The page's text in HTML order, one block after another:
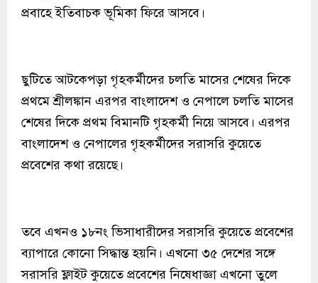
প্রবাহে ইতিবাচক ভূমিকা ফিরে আসবে।
ছুটিতে আটকেপড়া গৃহকর্মীদের চলতি মাসের শেষের দিকে
প্রথমে শ্রীলঙ্কান এরপর বাংলাদেশ ও নেপালে চলতি মাসের
শেষের দিকে প্রথম বিমানটি গৃহকর্মী নিয়ে আসবে। এরপর
বাংলাদেশ ও নেপালের গৃহকর্মীদের সরাসরি কুয়েতে
প্রবেশের কথা রয়েছে।
তবে এখনও ১৮নং ভিসাধারীদের সরাসরি কুয়েতে প্রবেশের
ব্যাপারে কোনো সিদ্ধান্ত হয়নি। এখনো ৩৫ দেশের সঙ্গে
সরাসরি ফ্লাইট কুয়েতে প্রবেশের নিষেধাজ্ঞা এখনো তুলে